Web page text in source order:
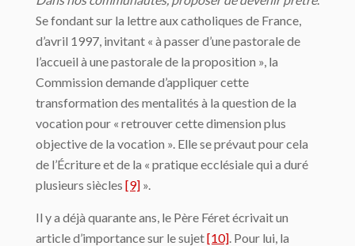
Se fondant sur la lettre aux catholiques de France,
d’avril 1997, invitant « à passer d’une pastorale de
l’accueil à une pastorale de la proposition », la
Commission demande d’appliquer cette
transformation des mentalités à la question de la
vocation pour « retrouver cette dimension plus
objective de la vocation ». Elle se prévaut pour cela
de l’Écriture et de la « pratique ecclésiale qui a duré
plusieurs siècles [9] ».
Il y a déjà quarante ans, le Père Féret écrivait un
article d’importance sur le sujet[10] . Pour lui, la